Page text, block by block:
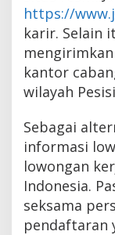
https://
karir. Selain
kantor
wilayah
Sebagai
informasi
lowongan
Indonesia.
seksama
pendaftaran